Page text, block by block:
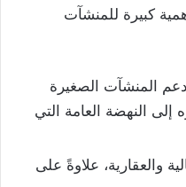
كبيرة للمنشآت
المنشآت الصغيرة
النهضة العامة التي
والعقارية، علاوةً على